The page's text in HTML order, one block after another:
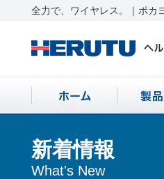
全力で、ワイヤレス。｜ポカ
新着情報
What's New